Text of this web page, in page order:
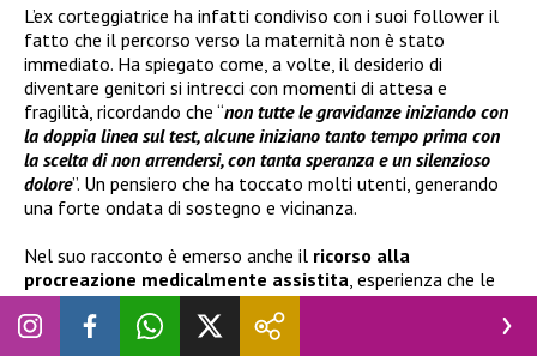
L’ex corteggiatrice ha infatti condiviso con i suoi follower il
fatto che il percorso verso la maternità non è stato
immediato. Ha spiegato come, a volte, il desiderio di
diventare genitori si intrecci con momenti di attesa e
fragilità, ricordando che “non tutte le gravidanze iniziando con
la doppia linea sul test, alcune iniziano tanto tempo prima con
la scelta di non arrendersi, con tanta speranza e un silenzioso
dolore”. Un pensiero che ha toccato molti utenti, generando
una forte ondata di sostegno e vicinanza.
Nel suo racconto è emerso anche il ricorso alla
procreazione medicalmente assistita , esperienza che le
ha permesso di riflettere sul significato della pazienza e
della resilienza. Marika ha sottolineato come questo